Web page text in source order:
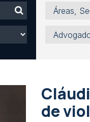
Áreas,
Sectores
Serviços
Advogado
de